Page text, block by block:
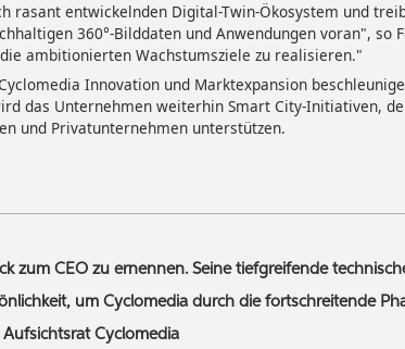
rasant entwickelnden Digital-Twin-Ökosystem und
360°-Bilddaten und Anwendungen voran", so
ambitionierten Wachstumsziele zu realisieren."
Innovation und Marktexpansion
das Unternehmen weiterhin Smart City-Initiativen,
und Privatunternehmen unterstützen.
zum CEO zu ernennen. Seine tiefgreifende
um Cyclomedia durch die fortschreitende
Aufsichtsrat Cyclomedia